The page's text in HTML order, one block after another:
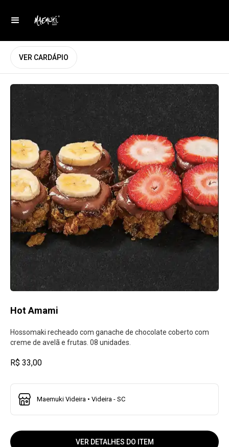
VER CARDÁPIO
Hot Amami
Hossomaki recheado com ganache de chocolate coberto com
creme de avelã e frutas. 08 unidades.
R$ 33,00
Maemuki Videira • Videira - SC
VER DETALHES DO ITEM